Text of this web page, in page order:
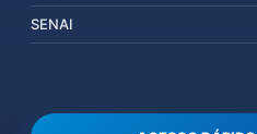
SENAI